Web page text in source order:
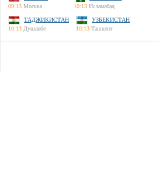
09:13 Москва
10:13 Исламабад
ТАДЖИКИСТАН
10:13 Душанбе
УЗБЕКИСТАН
10:13 Ташкент